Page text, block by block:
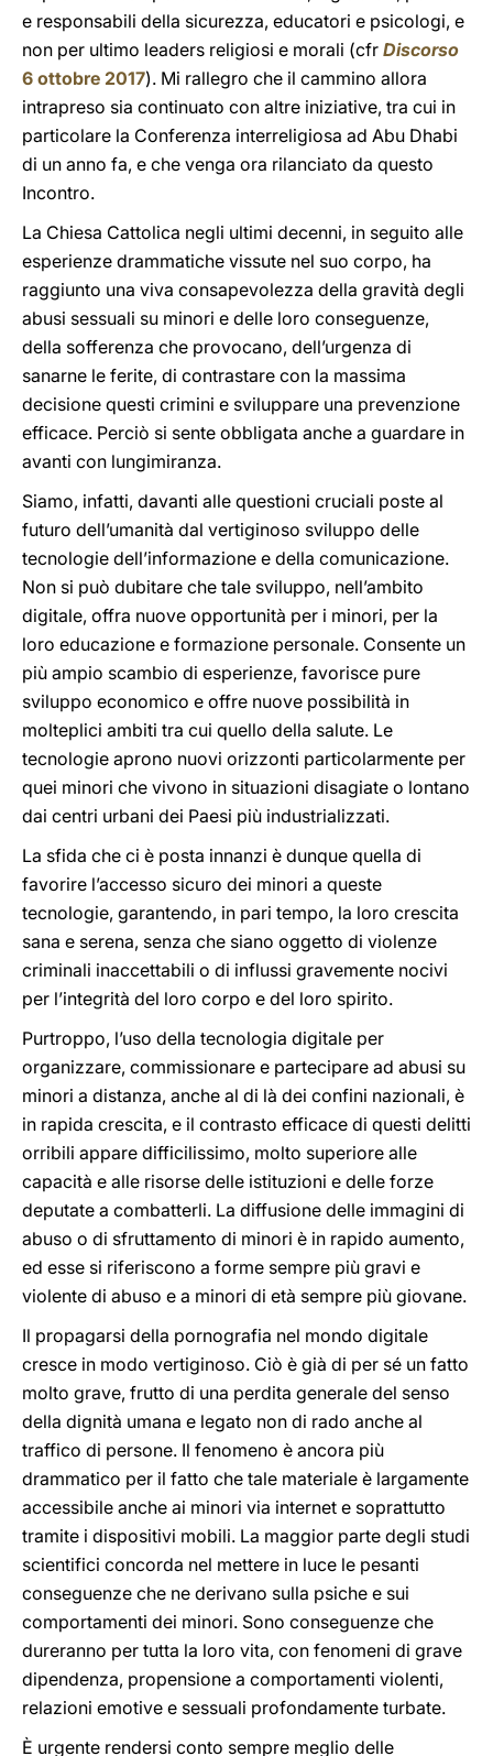
e responsabili della sicurezza, educatori e psicologi, e
non per ultimo leaders religiosi e morali (cfr Discorso
6 ottobre 2017). Mi rallegro che il cammino allora
intrapreso sia continuato con altre iniziative, tra cui in
particolare la Conferenza interreligiosa ad Abu Dhabi
di un anno fa, e che venga ora rilanciato da questo
Incontro.
La Chiesa Cattolica negli ultimi decenni, in seguito alle
esperienze drammatiche vissute nel suo corpo, ha
raggiunto una viva consapevolezza della gravità degli
abusi sessuali su minori e delle loro conseguenze,
della sofferenza che provocano, dell’urgenza di
sanarne le ferite, di contrastare con la massima
decisione questi crimini e sviluppare una prevenzione
efficace. Perciò si sente obbligata anche a guardare in
avanti con lungimiranza.
Siamo, infatti, davanti alle questioni cruciali poste al
futuro dell’umanità dal vertiginoso sviluppo delle
tecnologie dell’informazione e della comunicazione.
Non si può dubitare che tale sviluppo, nell’ambito
digitale, offra nuove opportunità per i minori, per la
loro educazione e formazione personale. Consente un
più ampio scambio di esperienze, favorisce pure
sviluppo economico e offre nuove possibilità in
molteplici ambiti tra cui quello della salute. Le
tecnologie aprono nuovi orizzonti particolarmente per
quei minori che vivono in situazioni disagiate o lontano
dai centri urbani dei Paesi più industrializzati.
La sfida che ci è posta innanzi è dunque quella di
favorire l’accesso sicuro dei minori a queste
tecnologie, garantendo, in pari tempo, la loro crescita
sana e serena, senza che siano oggetto di violenze
criminali inaccettabili o di influssi gravemente nocivi
per l’integrità del loro corpo e del loro spirito.
Purtroppo, l’uso della tecnologia digitale per
organizzare, commissionare e partecipare ad abusi su
minori a distanza, anche al di là dei confini nazionali, è
in rapida crescita, e il contrasto efficace di questi delitti
orribili appare difficilissimo, molto superiore alle
capacità e alle risorse delle istituzioni e delle forze
deputate a combatterli. La diffusione delle immagini di
abuso o di sfruttamento di minori è in rapido aumento,
ed esse si riferiscono a forme sempre più gravi e
violente di abuso e a minori di età sempre più giovane.
Il propagarsi della pornografia nel mondo digitale
cresce in modo vertiginoso. Ciò è già di per sé un fatto
molto grave, frutto di una perdita generale del senso
della dignità umana e legato non di rado anche al
traffico di persone. Il fenomeno è ancora più
drammatico per il fatto che tale materiale è largamente
accessibile anche ai minori via internet e soprattutto
tramite i dispositivi mobili. La maggior parte degli studi
scientifici concorda nel mettere in luce le pesanti
conseguenze che ne derivano sulla psiche e sui
comportamenti dei minori. Sono conseguenze che
dureranno per tutta la loro vita, con fenomeni di grave
dipendenza, propensione a comportamenti violenti,
relazioni emotive e sessuali profondamente turbate.
È urgente rendersi conto sempre meglio delle